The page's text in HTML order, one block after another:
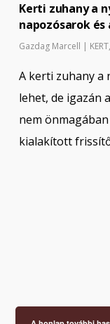
Kerti zuhany a
napozósarok
Gazdag Marcell | KERT,
A kerti zuhany a
lehet, de igazán
nem
kialakított